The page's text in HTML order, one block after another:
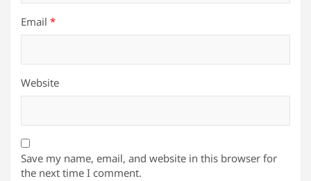
Email *
Website
Save my name, email, and website in this browser for
the next time I comment.